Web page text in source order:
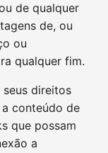
de qualquer
de, ou
ou
qualquer fim.
direitos
conteúdo de
que possam
a